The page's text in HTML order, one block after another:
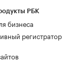
РБК
бизнеса
регистратор